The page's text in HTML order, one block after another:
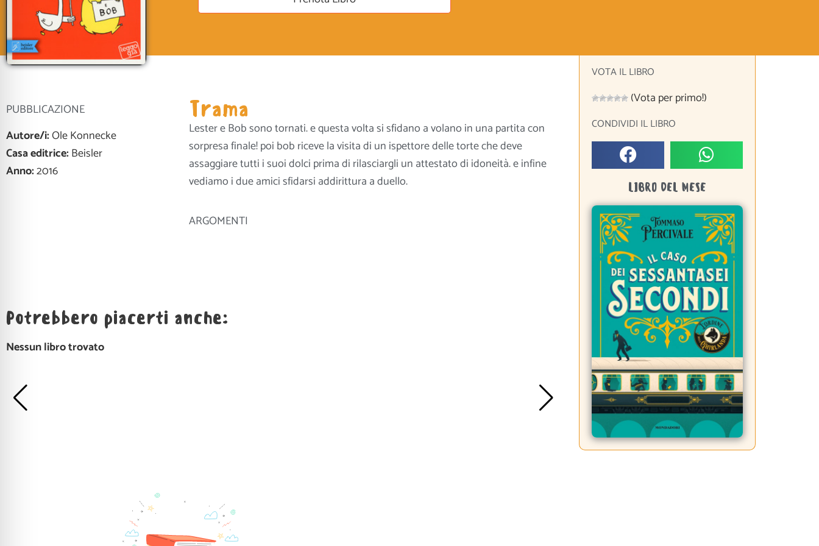
PUBBLICAZIONE
Autore/i:Ole Konnecke
Casa editrice:Beisler
Anno:2016
Trama
Lester e Bob sono tornati. e questa volta si sfidano a volano in una partita con
sorpresa finale! poi bob riceve la visita di un ispettore delle torte che deve
assaggiare tutti i suoi dolci prima di rilasciargli un attestato di idoneità. e infine
vediamo i due amici sfidarsi addirittura a duello.
ARGOMENTI
Potrebbero piacerti anche:
Nessun libro trovato
VOTA IL LIBRO
(Vota per primo!)
CONDIVIDI IL LIBRO
LIBRO DEL MESE